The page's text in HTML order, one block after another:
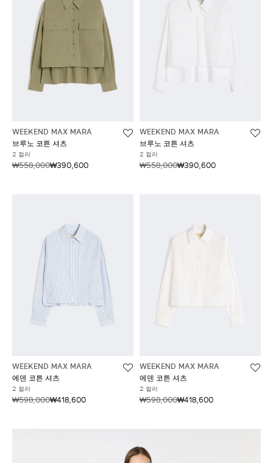
WEEKEND MAX MARA
브루노 코튼 셔츠
2 컬러
₩558,000₩390,600
WEEKEND MAX MARA
브루노 코튼 셔츠
2 컬러
₩558,000₩390,600
WEEKEND MAX MARA
에덴 코튼 셔츠
2 컬러
₩598,000₩418,600
WEEKEND MAX MARA
에덴 코튼 셔츠
2 컬러
₩598,000₩418,600